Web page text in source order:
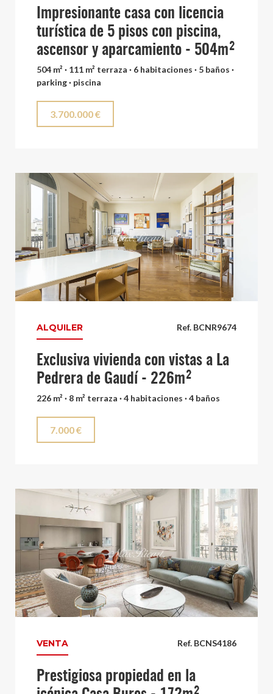
Impresionante casa con licencia
turística de 5 pisos con piscina,
ascensor y aparcamiento - 504m²
504 m² · 111 m² terraza · 6 habitaciones · 5 baños ·
parking · piscina
3.700.000 €
Ref. BCNR9674
ALQUILER
Exclusiva vivienda con vistas a La
Pedrera de Gaudí - 226m²
226 m² · 8 m² terraza · 4 habitaciones · 4 baños
7.000 €
Ref. BCNS4186
VENTA
Prestigiosa propiedad en la